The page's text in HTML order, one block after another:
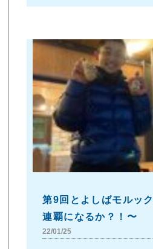
第9回とよしばモルッ
連覇になるか？！〜
22/01/25